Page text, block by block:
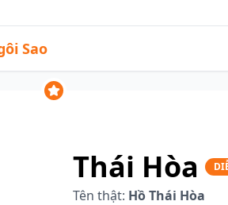
Sao
Thái Hòa
Tên thật: Hồ Thái Hòa